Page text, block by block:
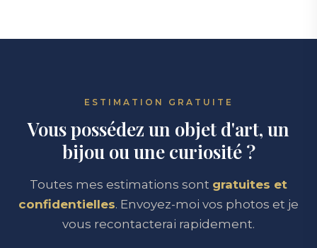
ESTIMATION GRATUITE
Vous possédez un objet d'art, un
bijou ou une curiosité ?
Toutes mes estimations sont gratuites et
confidentielles. Envoyez-moi vos photos et je
vous recontacterai rapidement.